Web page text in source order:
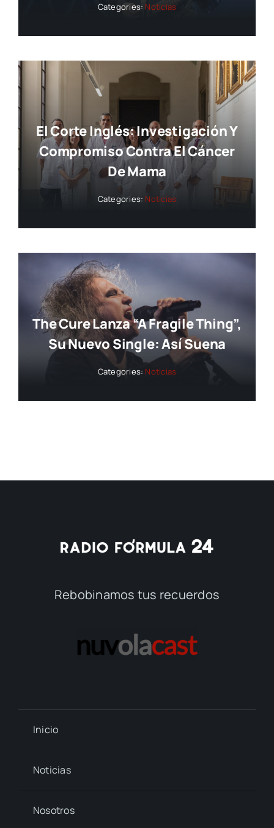
Categories: Noticias
El Corte Inglés: Investigación Y
Compromiso Contra El Cáncer
De Mama
Categories: Noticias
The Cure Lanza “A Fragile Thing”,
Su Nuevo Single: Así Suena
Categories: Noticias
Rebobinamos tus recuerdos
Inicio
Noticias
Nosotros